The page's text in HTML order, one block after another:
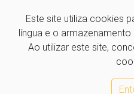
Este site utiliza cookies
língua e o
Ao utilizar este site,